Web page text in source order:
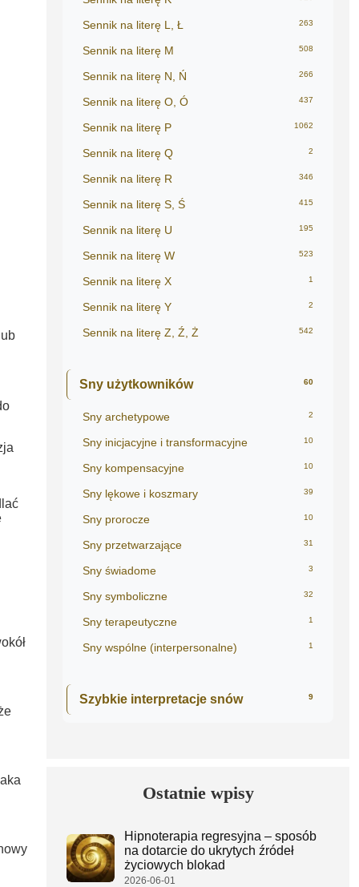
Sennik na literę L, Ł 263
Sennik na literę M 508
Sennik na literę N, Ń 266
Sennik na literę O, Ó 437
Sennik na literę P 1062
Sennik na literę Q 2
Sennik na literę R 346
Sennik na literę S, Ś 415
Sennik na literę U 195
Sennik na literę W 523
Sennik na literę X 1
Sennik na literę Y 2
Sennik na literę Z, Ź, Ż 542
Sny użytkowników 60
Sny archetypowe 2
Sny inicjacyjne i transformacyjne 10
Sny kompensacyjne 10
Sny lękowe i koszmary 39
Sny prorocze 10
Sny przetwarzające 31
Sny świadome 3
Sny symboliczne 32
Sny terapeutyczne 1
Sny wspólne (interpersonalne) 1
Szybkie interpretacje snów 9
Ostatnie wpisy
Hipnoterapia regresyjna – sposób
na dotarcie do ukrytych źródeł
życiowych blokad
2026-06-01